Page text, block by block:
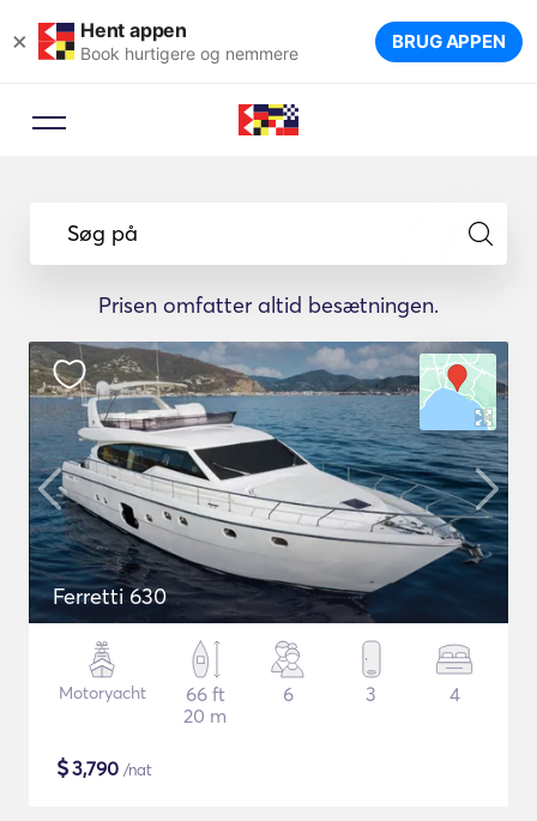
× Hent appen
Book hurtigere og nemmere BRUG APPEN
Søg på
Prisen omfatter altid besætningen.
Ferretti 630
Motoryacht
66 ft
20 m
6 3 4
$3,790 /nat